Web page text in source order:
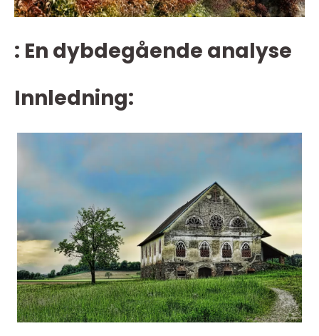
: En dybdegående analyse
Innledning: